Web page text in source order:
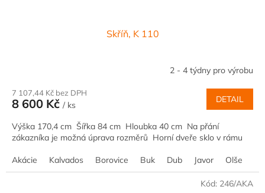
Skříň, K 110
2 - 4 týdny pro výrobu
7 107,44 Kč bez DPH
8 600 Kč / ks
DETAIL
Výška 170,4 cm Šířka 84 cm Hloubka 40 cm Na přání
zákazníka je možná úprava rozměrů Horní dveře sklo v rámu
Akácie Kalvados Borovice Buk Dub Javor Olše
Kód: 246/AKA